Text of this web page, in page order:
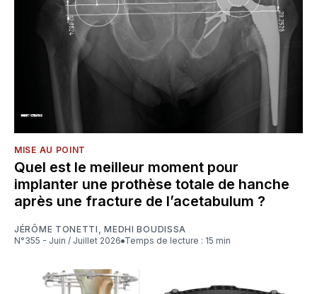
MISE AU POINT
Quel est le meilleur moment pour
implanter une prothèse totale de hanche
après une fracture de l’acetabulum ?
JÉRÔME TONETTI ,MEDHI BOUDISSA
N°355 - Juin / Juillet 2026
Temps de lecture : 15 min